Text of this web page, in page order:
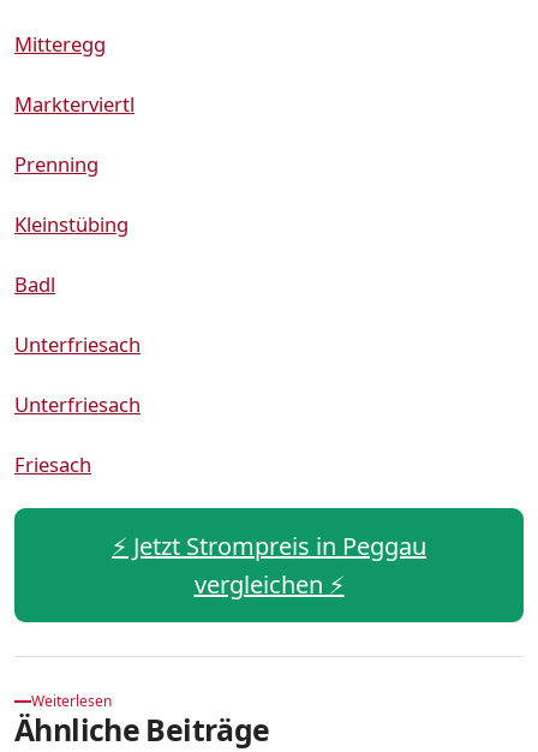
Mitteregg
Markterviertl
Prenning
Kleinstübing
Badl
Unterfriesach
Unterfriesach
Friesach
⚡️ Jetzt Strompreis in Peggau
vergleichen ⚡️
Weiterlesen
Ähnliche Beiträge